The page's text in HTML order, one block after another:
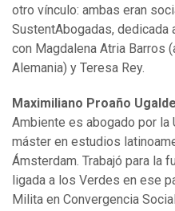
otro vínculo: ambas eran
SustentAbogadas, dedicada
con Magdalena Atria Barros
Alemania) y Teresa Rey.
Maximiliano Proaño
Ambiente es abogado por la
máster en estudios
Ámsterdam. Trabajó para la
ligada a los Verdes en ese
Milita en Convergencia